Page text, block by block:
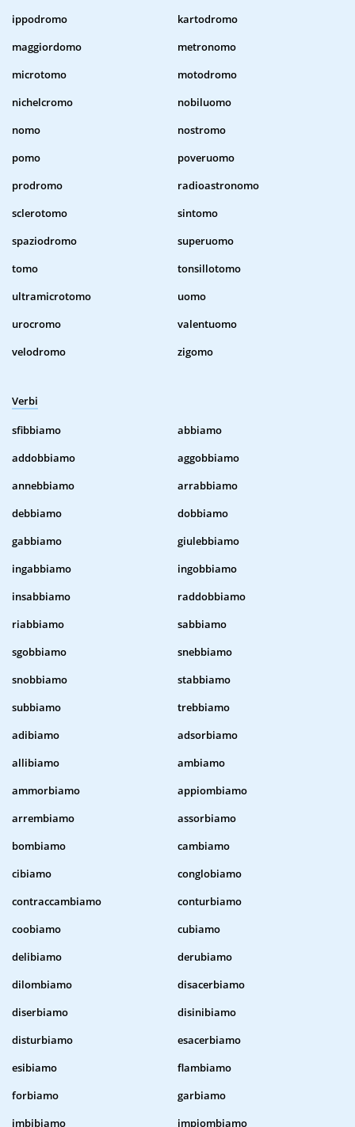
ippodromo
kartodromo
maggiordomo
metronomo
microtomo
motodromo
nichelcromo
nobiluomo
nomo
nostromo
pomo
poveruomo
prodromo
radioastronomo
sclerotomo
sintomo
spaziodromo
superuomo
tomo
tonsillotomo
ultramicrotomo
uomo
urocromo
valentuomo
velodromo
zigomo
Verbi
sfibbiamo
abbiamo
addobbiamo
aggobbiamo
annebbiamo
arrabbiamo
debbiamo
dobbiamo
gabbiamo
giulebbiamo
ingabbiamo
ingobbiamo
insabbiamo
raddobbiamo
riabbiamo
sabbiamo
sgobbiamo
snebbiamo
snobbiamo
stabbiamo
subbiamo
trebbiamo
adibiamo
adsorbiamo
allibiamo
ambiamo
ammorbiamo
appiombiamo
arrembiamo
assorbiamo
bombiamo
cambiamo
cibiamo
conglobiamo
contraccambiamo
conturbiamo
coobiamo
cubiamo
delibiamo
derubiamo
dilombiamo
disacerbiamo
diserbiamo
disinibiamo
disturbiamo
esacerbiamo
esibiamo
flambiamo
forbiamo
garbiamo
imbibiamo
impiombiamo